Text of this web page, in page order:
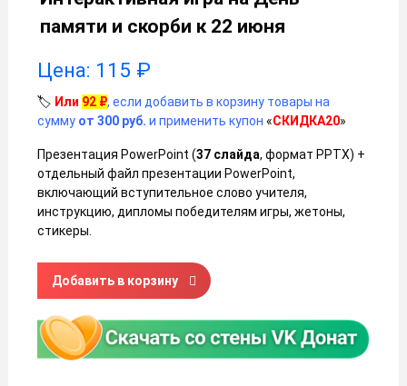
памяти и скорби к 22 июня
Цена: 115 ₽
🏷️ Или 92 ₽, если добавить в корзину товары на
сумму от 300 руб. и применить купон «СКИДКА20»
Презентация PowerPoint (37 слайда, формат PPTX) +
отдельный файл презентации PowerPoint,
включающий вступительное слово учителя,
инструкцию, дипломы победителям игры, жетоны,
стикеры.
Количество товара Интерактивная игра на День памяти
Добавить в корзину